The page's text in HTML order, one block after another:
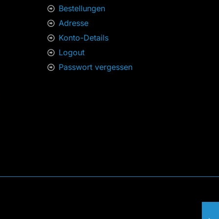
Bestellungen
Adresse
Konto-Details
Logout
Passwort vergessen